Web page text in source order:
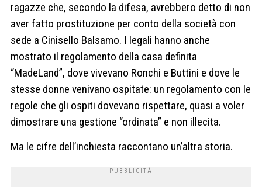
ragazze che, secondo la difesa, avrebbero detto di non
aver fatto prostituzione per conto della società con
sede a Cinisello Balsamo. I legali hanno anche
mostrato il regolamento della casa definita
“MadeLand”, dove vivevano Ronchi e Buttini e dove le
stesse donne venivano ospitate: un regolamento con le
regole che gli ospiti dovevano rispettare, quasi a voler
dimostrare una gestione “ordinata” e non illecita.
Ma le cifre dell’inchiesta raccontano un’altra storia.